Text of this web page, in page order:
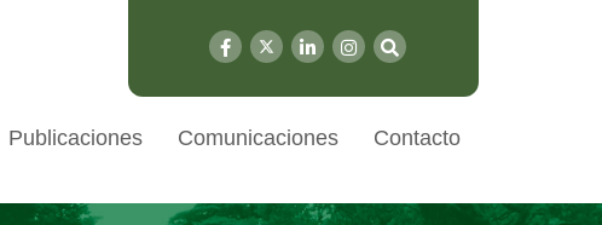
Publicaciones Comunicaciones Contacto